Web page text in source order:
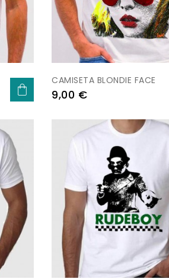
CAMISETA BLONDIE FACE
Preu
9,00 €